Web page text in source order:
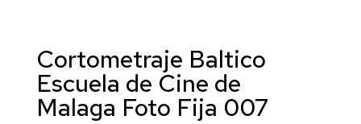
Cortometraje Baltico
Escuela de Cine de
Malaga Foto Fija 007